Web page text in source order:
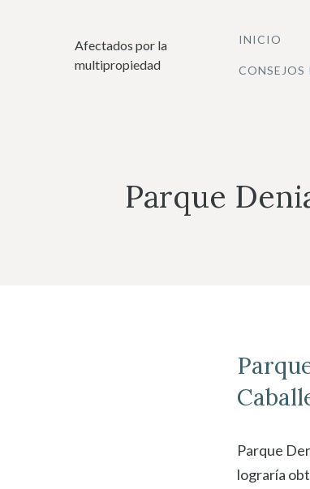
Afectados por la
multipropiedad
INICIO
CONSEJOS
Parque
Parque
lograría